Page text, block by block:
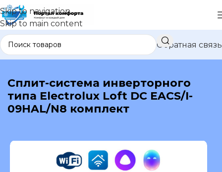
Skip to navigation
Skip to main content
Обратная связь
В каталог
Сплит-система инверторного
типа Electrolux Loft DC EACS/I-
09HAL/N8 комплект